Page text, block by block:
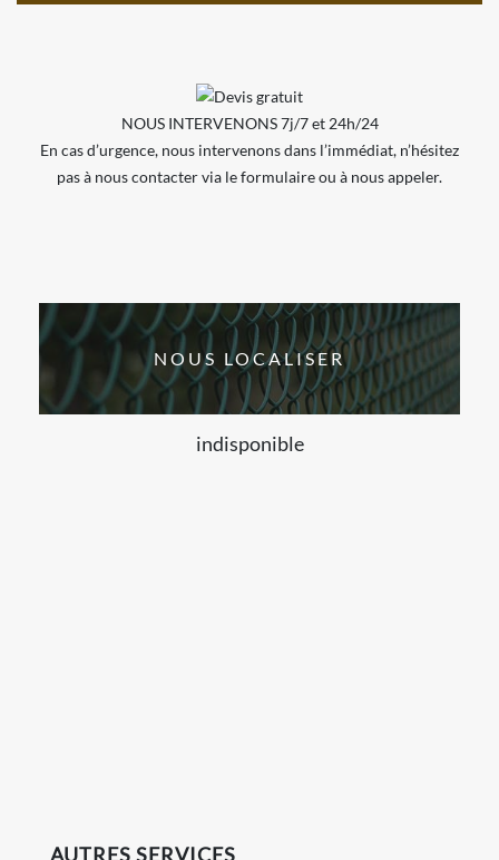
NOUS INTERVENONS 7j/7 et 24h/24
En cas d’urgence, nous intervenons dans l’immédiat, n’hésitez
pas à nous contacter via le formulaire ou à nous appeler.
NOUS LOCALISER
indisponible
AUTRES SERVICES